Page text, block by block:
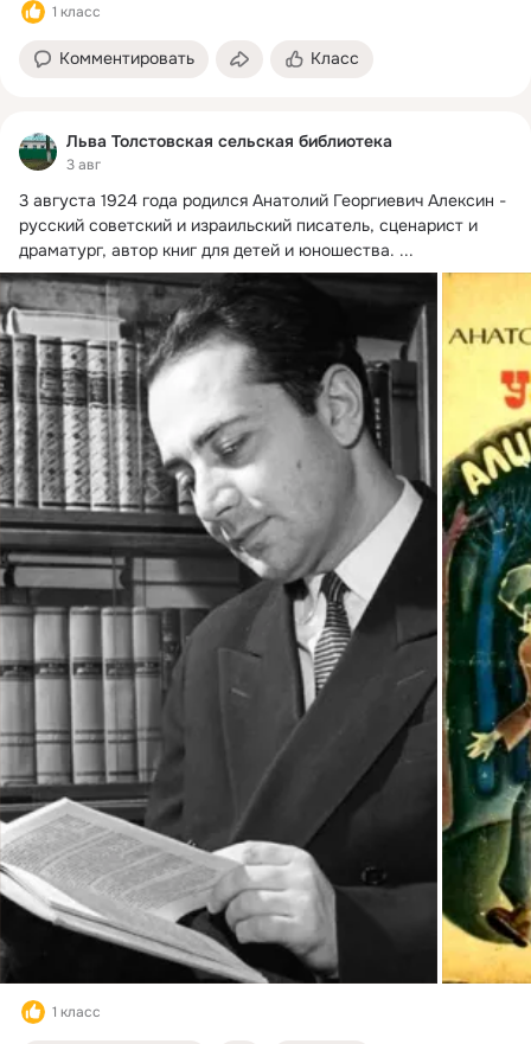
1 класс
Комментировать Класс
Льва Толстовская сельская библиотека
3 авг
3 августа 1924 года родился Анатолий Георгиевич Алексин -
русский советский и израильский писатель, сценарист и
драматург, автор книг для детей и юношества. ...
1 класс